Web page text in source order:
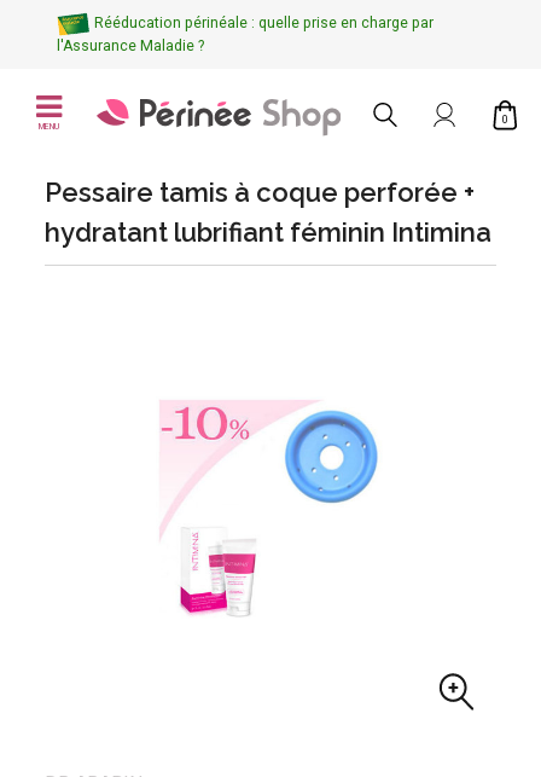
Rééducation périnéale : quelle prise en charge par
l'Assurance Maladie ?
MENU
0
Pessaire tamis à coque perforée +
hydratant lubrifiant féminin Intimina